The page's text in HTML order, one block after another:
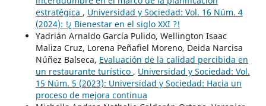
estratégica , Universidad y Sociedad: Vol. 16 Núm. 4
(2024): !¿ Bienestar en el siglo XXI ?!
Yadrián Arnaldo García Pulido, Wellington Isaac
Maliza Cruz, Lorena Peñafiel Moreno, Deida Narcisa
Núñez Balseca, Evaluación de la calidad percibida en
un restaurante turístico , Universidad y Sociedad: Vol.
15 Núm. 5 (2023): Universidad y Sociedad: Hacia un
proceso de mejora continua